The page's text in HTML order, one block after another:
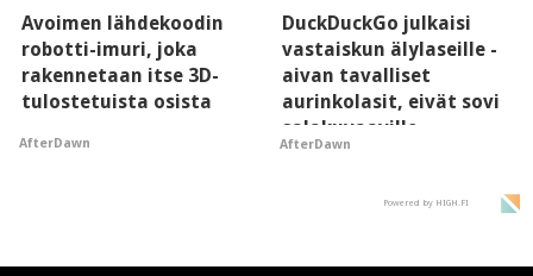
Avoimen lähdekoodin
robotti-imuri, joka
rakennetaan itse 3D-
tulostetuista osista
AfterDawn
DuckDuckGo julkaisi
vastaiskun älylaseille -
aivan tavalliset
aurinkolasit, eivät sovi
salakuvaaville
hyypiöille
AfterDawn
Powered by HIGH.FI